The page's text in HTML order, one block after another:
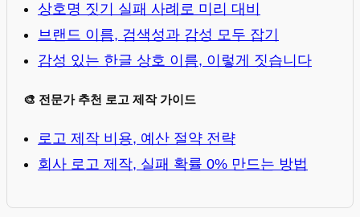
상호명 짓기 실패 사례로 미리 대비
브랜드 이름, 검색성과 감성 모두 잡기
감성 있는 한글 상호 이름, 이렇게 짓습니다
🎨 전문가 추천 로고 제작 가이드
로고 제작 비용, 예산 절약 전략
회사 로고 제작, 실패 확률 0% 만드는 방법